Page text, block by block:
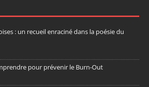
: un recueil enraciné dans la poésie du
pour prévenir le Burn-Out